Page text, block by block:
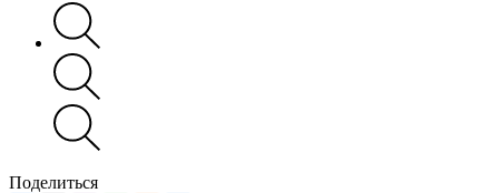
Поделиться